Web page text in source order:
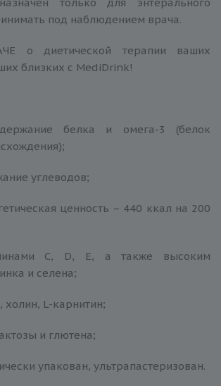
под наблюдением врача.
о диетической терапии ваших
близких c MediDrink!
белка и омега-3 (белок
углеводов;
ценность – 440 ккал на 200
C, D, E, а также высоким
и селена;
L-карнитин;
и глютена;
упакован, ультрапастеризован.